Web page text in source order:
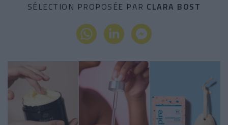
SÉLECTION PROPOSÉE PAR CLARA BOST